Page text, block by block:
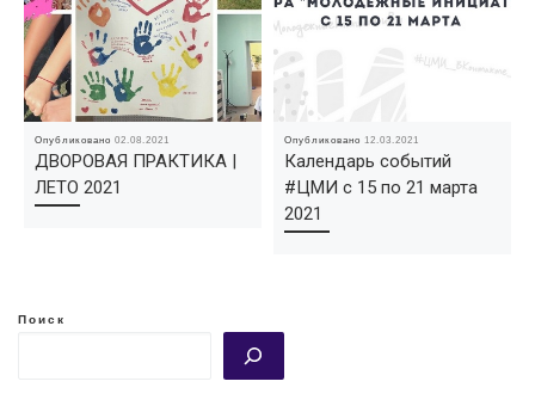
Опубликовано02.08.2021
ДВОРОВАЯ ПРАКТИКА |
ЛЕТО 2021
Опубликовано 12.03.2021
Календарь событий
#ЦМИ с 15 по 21 марта
2021
Поиск